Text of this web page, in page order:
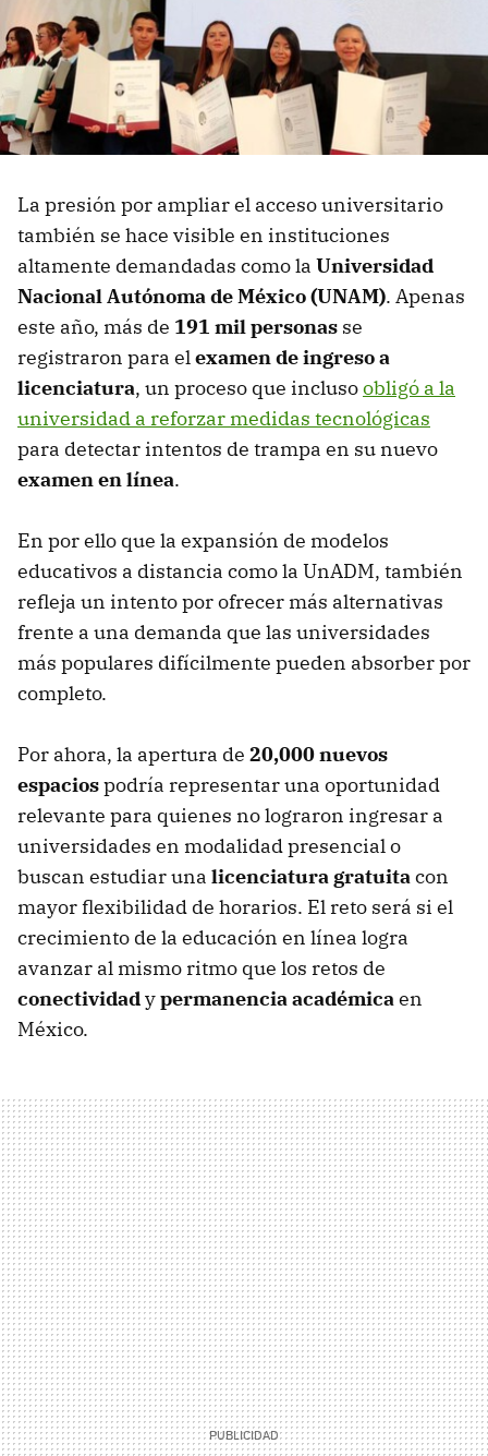
La presión por ampliar el acceso universitario
también se hace visible en instituciones
altamente demandadas como la Universidad
Nacional Autónoma de México (UNAM). Apenas
este año, más de 191 mil personas se
registraron para elexamen de ingreso a
licenciatura, un proceso que inclusoobligó a la
universidad a reforzar medidas tecnológicas
para detectar intentos de trampa en su nuevo
examen en línea.
En por ello que la expansión de modelos
educativos a distancia como la UnADM, también
refleja un intento por ofrecer más alternativas
frente a una demanda que las universidades
más populares difícilmente pueden absorber por
completo.
Por ahora, la apertura de 20,000 nuevos
espaciospodría representar una oportunidad
relevante para quienes no lograron ingresar a
universidades en modalidad presencial o
buscan estudiar una licenciatura gratuitacon
mayor flexibilidad de horarios. El reto será si el
crecimiento de la educación en línea logra
avanzar al mismo ritmo que los retos de
conectividadypermanencia académicaen
México.